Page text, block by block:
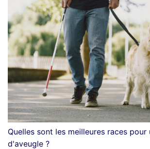
Quelles sont les meilleures races pour
d'aveugle ?